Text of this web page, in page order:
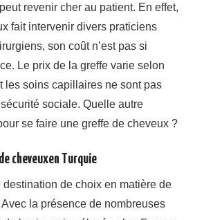
revenir cher au patient. En effet,
fait intervenir divers praticiens
son coût n’est pas si
Le prix de la greffe varie selon
les soins capillaires ne sont pas
sociale. Quelle autre
se faire une greffe de cheveux ?
cheveuxen Turquie
destination de choix en matière de
la présence de nombreuses